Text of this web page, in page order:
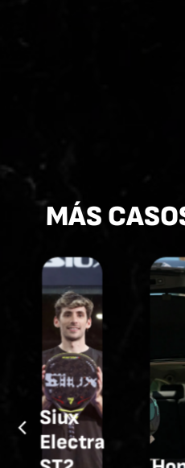
MÁS
Siux
Electra